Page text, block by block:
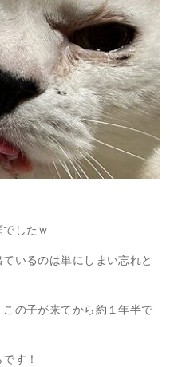
したｗ
いるのは単にしまい忘れと
の子が来てから約１年半で
す！